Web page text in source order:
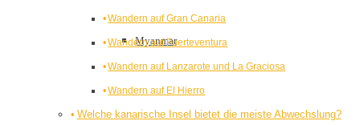
Myanmar
Wandern auf Gran Canaria
Wandern auf Fuerteventura
Wandern auf Lanzarote und La Graciosa
Wandern auf El Hierro
Welche kanarische Insel bietet die meiste Abwechslung?